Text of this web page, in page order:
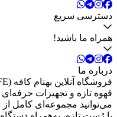
دسترسی سریع
همراه ما باشید!
درباره ما
قهوه تازه و تجهیزات
می‌توانید مجموعه‌ای کامل از